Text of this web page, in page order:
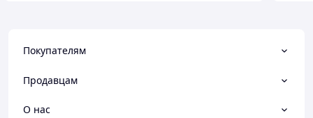
Покупателям
Продавцам
О нас